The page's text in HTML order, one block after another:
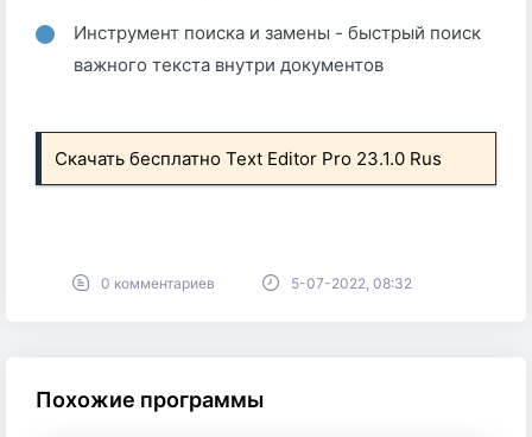
Инструмент поиска и замены - быстрый поиск
важного текста внутри документов
Скачать бесплатно Text Editor Pro 23.1.0 Rus
0 комментариев 5-07-2022, 08:32
Похожие программы